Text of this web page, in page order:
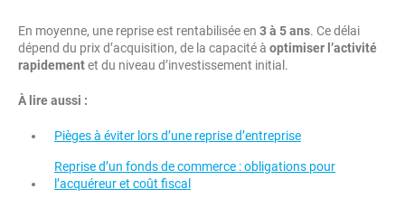
En moyenne, une reprise est rentabilisée en 3 à 5 ans. Ce délai
dépend du prix d’acquisition, de la capacité à optimiser l’activité
rapidementet du niveau d’investissement initial.
À lire aussi :
Pièges à éviter lors d’une reprise d’entreprise
Reprise d’un fonds de commerce : obligations pour
l’acquéreur et coût fiscal